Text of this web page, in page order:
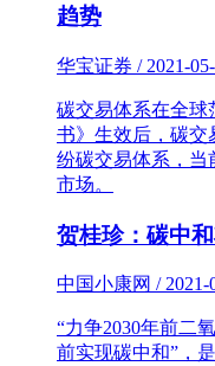
趋势
华宝证券 / 2021-05-
碳交易体系在全球
书》生效后，碳交
纷碳交易体系，当
市场。
贺桂珍：碳中
中国小康网 / 2021-
“力争2030年前二
前实现碳中和”，